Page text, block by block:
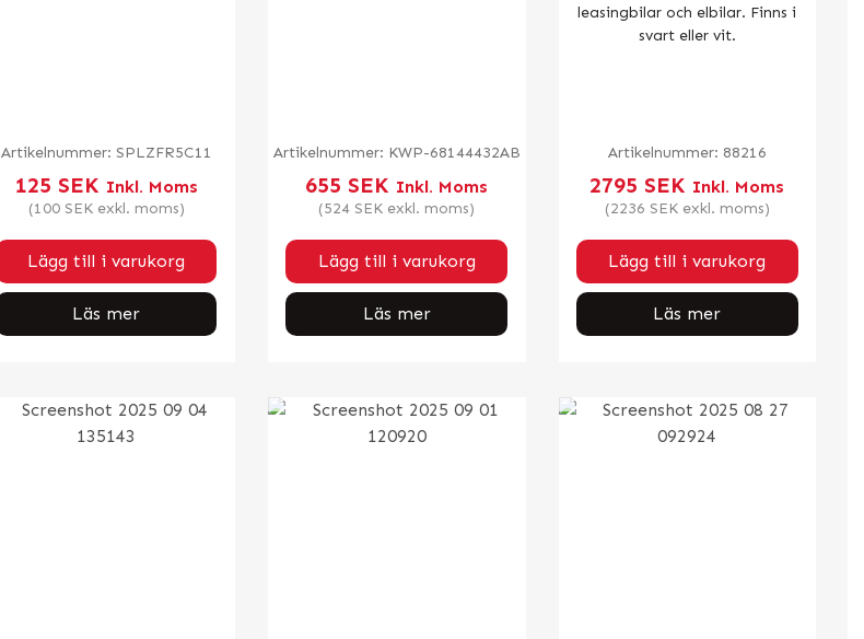
Artikelnummer: SPLZFR5C11
125 SEK Inkl. Moms
(100 SEKexkl. moms)
Lägg till i varukorg
Läs mer
Artikelnummer: KWP-68144432AB
655 SEK Inkl. Moms
(524 SEK exkl. moms)
Lägg till i varukorg
Läs mer
leasingbilar och elbilar. Finns i
svart eller vit.
Artikelnummer: 88216
2795 SEK Inkl. Moms
(2236 SEKexkl. moms)
Lägg till i varukorg
Läs mer